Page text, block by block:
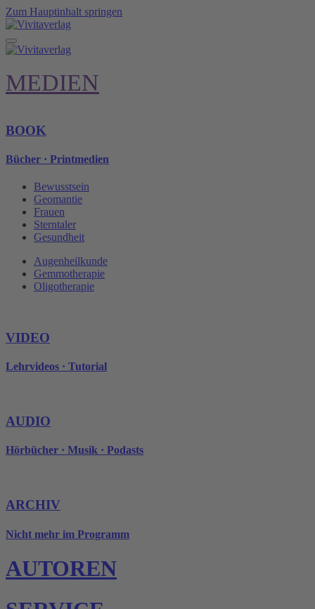
Zum Hauptinhalt springen
MEDIEN
BOOK
Bücher · Printmedien
Bewusstsein
Geomantie
Frauen
Sterntaler
Gesundheit
Augenheilkunde
Gemmotherapie
Oligotherapie
VIDEO
Lehrvideos · Tutorial
AUDIO
Hörbücher · Musik · Podasts
ARCHIV
Nicht mehr im Programm
AUTOREN